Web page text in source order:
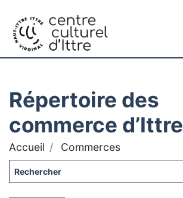
Répertoire des
commerce d’Ittre
Accueil Commerces